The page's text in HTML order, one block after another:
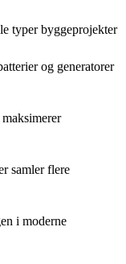
typer byggeprojekter
og generatorer
samler flere
i moderne